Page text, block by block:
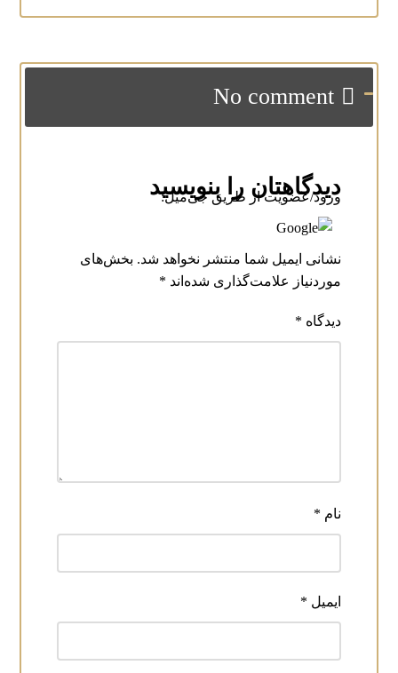
No comment
دیدگاهتان را بنویسید
ورود/عضویت از طریق جی‌میل:
نشانی ایمیل شما منتشر نخواهد شد. بخش‌های
موردنیاز علامت‌گذاری شده‌اند *
دیدگاه *
نام *
ایمیل *